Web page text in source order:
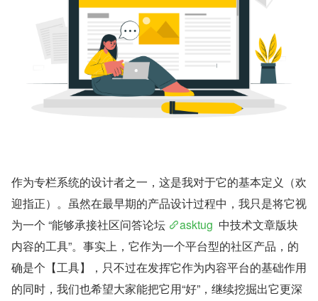
作为专栏系统的设计者之一，这是我对于它的基本定义（欢
迎指正）。虽然在最早期的产品设计过程中，我只是将它视
为一个 “能够承接社区问答论坛
asktug
  中技术文章版块
内容的工具”。事实上，它作为一个平台型的社区产品，的
确是个【工具】，只不过在发挥它作为内容平台的基础作用
的同时，我们也希望大家能把它用“好”，继续挖掘出它更深